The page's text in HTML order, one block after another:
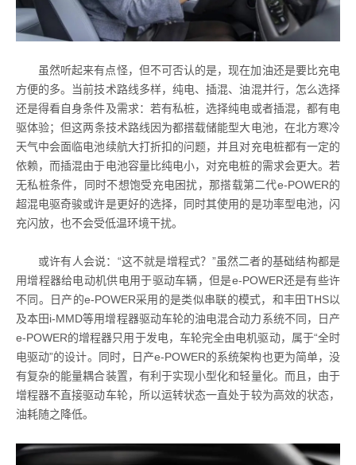
虽然听起来有点怪，但不可否认的是，现在加油还是要比充电
方便的多。当前技术路线多样，纯电、插混、油混并行，怎么选择
还是得看自身条件及需求：若有私桩，选择纯电或者插混，都有电
驱体验；但这两条技术路线因为都搭载储能型大电池，在北方寒冷
天气中会面临电池续航大打折扣的问题，并且对充电桩都有一定的
依赖，而插混由于电池容量比纯电小，对充电桩的需求会更大。若
无私桩条件，同时不想饱受充电困扰，那搭载第二代e-POWER的
超混电驱奇骏或许是更好的选择，同时其使用的是功率型电池，闪
充闪放，也不会受低温环境干扰。
或许有人会说：“这不就是增程式？”虽然二者的基础结构都是
用增程器给电动机供电用于驱动车辆，但是e-POWER还是有些许
不同。日产的e-POWER采用的是类似串联的模式，和丰田THS以
及本田i-MMD等用增程器驱动车轮的油电混合动力系统不同，日产
e-POWER的增程器只用于发电，车轮完全由电机驱动，属于“全时
电驱动”的设计。同时，日产e-POWER的系统架构也更为简单，没
有复杂的能量耦合装置，有利于实现小型化和轻量化。而且，由于
增程器不直接驱动车轮，所以运转状态一直处于较为高效的状态，
油耗随之降低。